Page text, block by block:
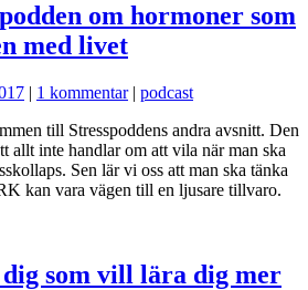
om hormoner som
med livet
| 1 kommentar| podcast
till Stresspoddens andra avsnitt. Den
allt inte handlar om att vila när man ska
Sen lär vi oss att man ska tänka
kan vara vägen till en ljusare tillvaro.
som vill lära dig mer